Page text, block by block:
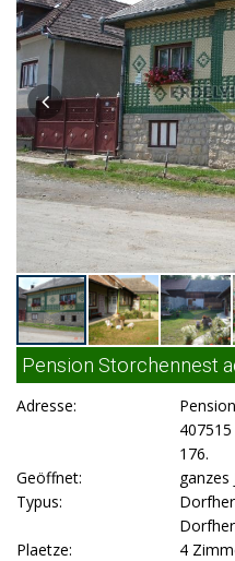
Pension Storchennest
Adresse:
176.
Geöffnet:
ganzes
Typus:
Plaetze:
4